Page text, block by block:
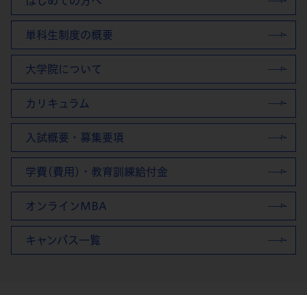
単科生制度の概要
大学院について
カリキュラム
入試概要・募集要項
学費(費用)・教育訓練給付金
オンラインMBA
キャンパス一覧